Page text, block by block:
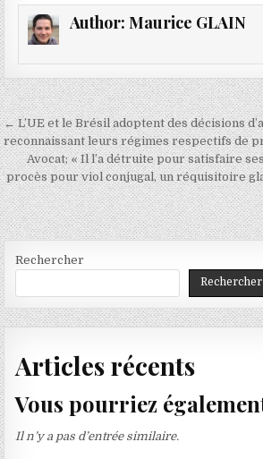
Author: Maurice GLAIN
Navigation
de
l’article
← L’UE et le Brésil adoptent des décisions
reconnaissant leurs régimes respectifs de
Avocat; « Il l’a détruite pour satisfaire
procès pour viol conjugal, un réquisitoire
Rechercher
Rechercher
Articles récents
Vous pourriez
Il n’y a pas d’entrée similaire.